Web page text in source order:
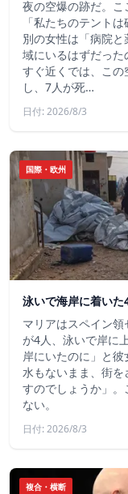
夜の空爆の跡だ。
「私たちのテント
別の女性は「病院
域にいるはずだっ
すぐ近くでは、こ
し、7人が死…
日付: 2026/8/3
国際・欧州
泳いで海岸に着い
マリアはスペイン
が4人、泳いで岸に
岸にいたのに」と
水もないまま、街
すのでしょうか」
ない。
日付: 2026/8/3
複合・横断